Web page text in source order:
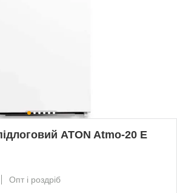
ATON Atmo-20 E
Опт і роздріб